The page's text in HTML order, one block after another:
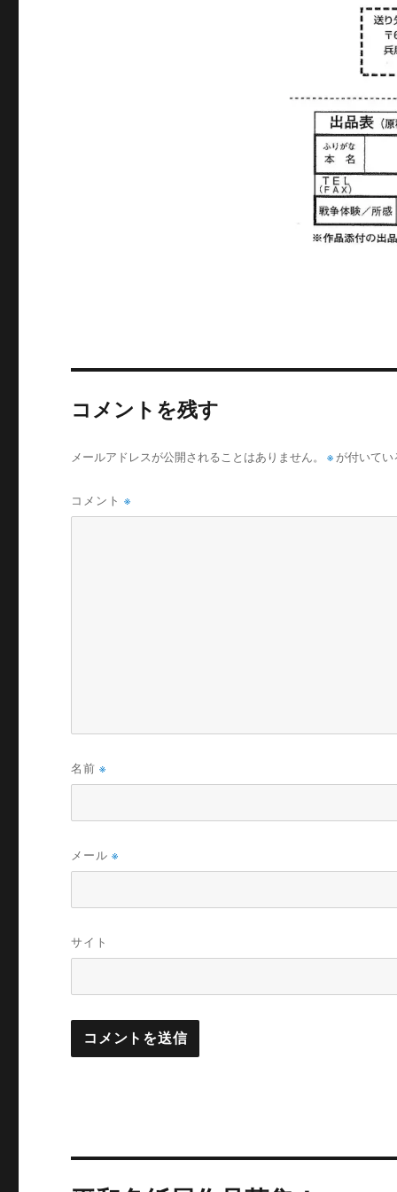
コメントを残す
メールアドレスが公開されることはありません。 ※ が付いて
コメント※
名前※
メール※
サイト